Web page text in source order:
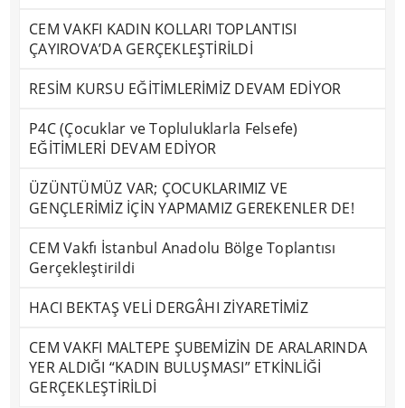
CEM VAKFI KADIN KOLLARI TOPLANTISI
ÇAYIROVA’DA GERÇEKLEŞTİRİLDİ
RESİM KURSU EĞİTİMLERİMİZ DEVAM EDİYOR
P4C (Çocuklar ve Topluluklarla Felsefe)
EĞİTİMLERİ DEVAM EDİYOR
ÜZÜNTÜMÜZ VAR; ÇOCUKLARIMIZ VE
GENÇLERİMİZ İÇİN YAPMAMIZ GEREKENLER DE!
CEM Vakfı İstanbul Anadolu Bölge Toplantısı
Gerçekleştirildi
HACI BEKTAŞ VELİ DERGÂHI ZİYARETİMİZ
CEM VAKFI MALTEPE ŞUBEMİZİN DE ARALARINDA
YER ALDIĞI “KADIN BULUŞMASI” ETKİNLİĞİ
GERÇEKLEŞTİRİLDİ